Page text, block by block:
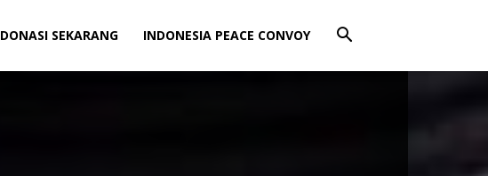
DONASI SEKARANG INDONESIA PEACE CONVOY